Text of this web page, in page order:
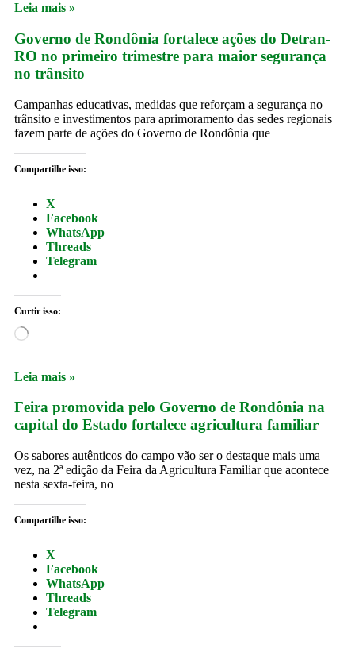
Leia mais »
Governo de Rondônia fortalece ações do Detran-
RO no primeiro trimestre para maior segurança
no trânsito
Campanhas educativas, medidas que reforçam a segurança no
trânsito e investimentos para aprimoramento das sedes regionais
fazem parte de ações do Governo de Rondônia que
Compartilhe isso:
X
Facebook
WhatsApp
Threads
Telegram
Curtir isso:
Leia mais »
Feira promovida pelo Governo de Rondônia na
capital do Estado fortalece agricultura familiar
Os sabores autênticos do campo vão ser o destaque mais uma
vez, na 2ª edição da Feira da Agricultura Familiar que acontece
nesta sexta-feira, no
Compartilhe isso:
X
Facebook
WhatsApp
Threads
Telegram